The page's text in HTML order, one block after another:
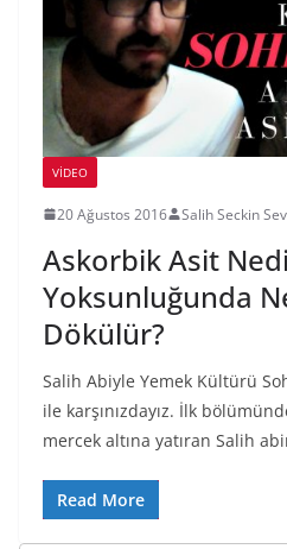
VIDEO
20 Ağustos 2016 Salih Seckin
Askorbik Asit
Yoksunluğunda
Dökülür?
Salih Abiyle Yemek Kültürü
ile karşınızdayız. İlk
mercek altına yatıran Salih
Read More